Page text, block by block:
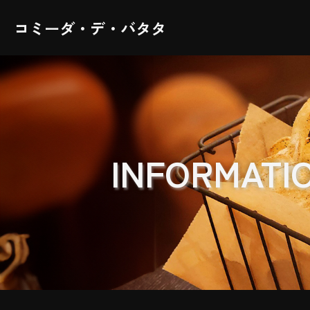
コミーダ・デ・バタタ